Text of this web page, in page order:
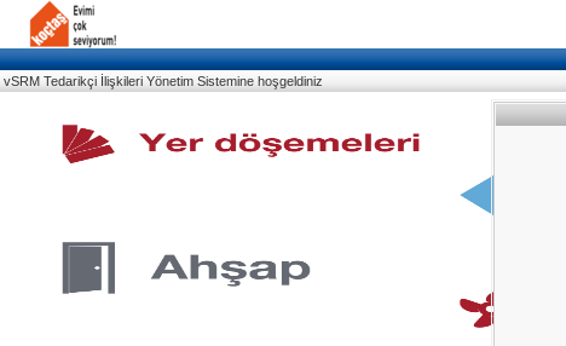
vSRM Tedarikçi İlişkileri Yönetim Sistemine hoşgeldiniz